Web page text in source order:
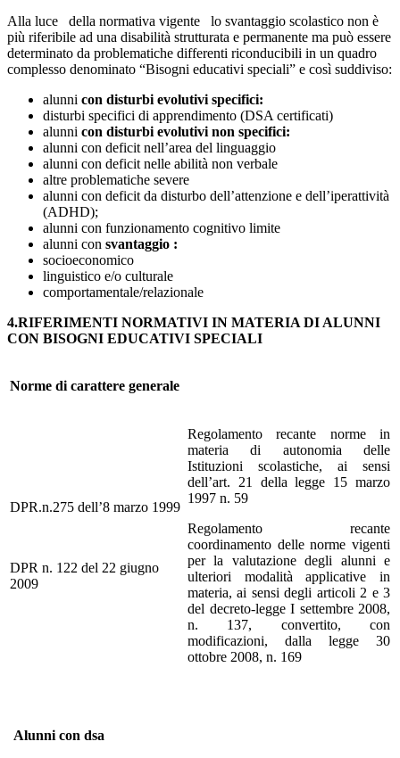
Alla luce della normativa vigente lo svantaggio scolastico non è
più riferibile ad una disabilità strutturata e permanente ma può essere
determinato da problematiche differenti riconducibili in un quadro
complesso denominato “Bisogni educativi speciali” e così suddiviso:
alunni con disturbi evolutivi specifici:
disturbi specifici di apprendimento (DSA certificati)
alunni con disturbi evolutivi non specifici:
alunni con deficit nell’area del linguaggio
alunni con deficit nelle abilità non verbale
altre problematiche severe
alunni con deficit da disturbo dell’attenzione e dell’iperattività
(ADHD);
alunni con funzionamento cognitivo limite
alunni con svantaggio :
socioeconomico
linguistico e/o culturale
comportamentale/relazionale
4.RIFERIMENTI NORMATIVI IN MATERIA DI ALUNNI
CON BISOGNI EDUCATIVI SPECIALI
Norme di carattere generale
DPR.n.275 dell’8 marzo 1999
DPR n. 122 del 22 giugno
2009
Regolamento recante norme in
materia di autonomia delle
Istituzioni scolastiche, ai sensi
dell’art. 21 della legge 15 marzo
1997 n. 59
Regolamento recante
coordinamento delle norme vigenti
per la valutazione degli alunni e
ulteriori modalità applicative in
materia, ai sensi degli articoli 2 e 3
del decreto-legge I settembre 2008,
n. 137, convertito, con
modificazioni, dalla legge 30
ottobre 2008, n. 169
Alunni con dsa